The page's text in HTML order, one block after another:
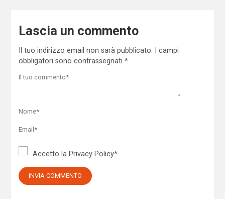
Lascia un commento
Il tuo indirizzo email non sarà pubblicato.
I campi
obbligatori sono contrassegnati *
Accetto la Privacy Policy*